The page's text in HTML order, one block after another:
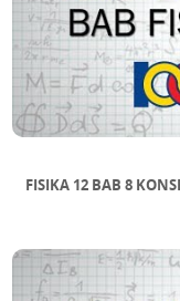
FISIKA 12 BAB 8